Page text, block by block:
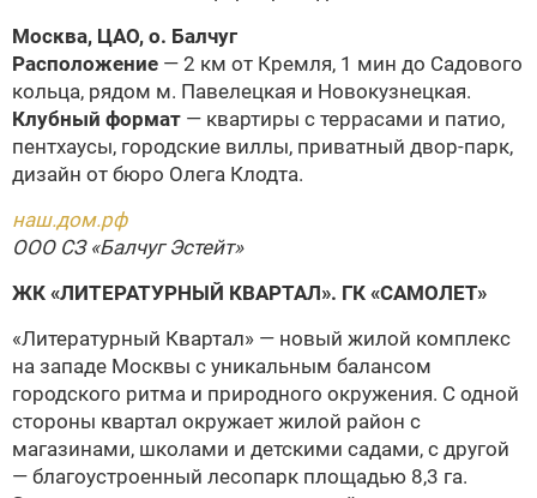
Москва, ЦАО, о. Балчуг
Расположение — 2 км от Кремля, 1 мин до Садового
кольца, рядом м. Павелецкая и Новокузнецкая.
Клубный формат — квартиры с террасами и патио,
пентхаусы, городские виллы, приватный двор-парк,
дизайн от бюро Олега Клодта.
наш.дом.рф
ООО СЗ «Балчуг Эстейт»
ЖК «ЛИТЕРАТУРНЫЙ КВАРТАЛ». ГК «САМОЛЕТ»
«Литературный Квартал» — новый жилой комплекс
на западе Москвы с уникальным балансом
городского ритма и природного окружения. С одной
стороны квартал окружает жилой район с
магазинами, школами и детскими садами, с другой
— благоустроенный лесопарк площадью 8,3 га.